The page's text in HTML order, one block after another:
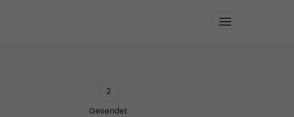
2
Gesendet